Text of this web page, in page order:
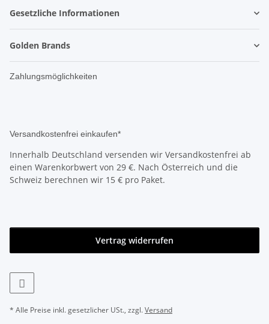
Gesetzliche Informationen
Golden Brands
Zahlungsmöglichkeiten
Versandkostenfrei einkaufen*
Innerhalb Deutschland versenden wir Versandkostenfrei ab
einen Warenkorbwert von 29 €. Nach Österreich und die
Schweiz berechnen wir 15 € pro Paket.
Vertrag widerrufen
* Alle Preise inkl. gesetzlicher USt., zzgl.Versand